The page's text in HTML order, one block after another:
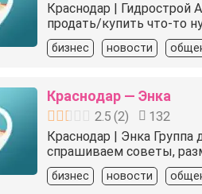
Краснодар | Гидрострой
продать/купить что-то
бизнес новости
Краснодар — Энка
2.5 (2)
132
Краснодар | Энка
спрашиваем советы,
бизнес новости